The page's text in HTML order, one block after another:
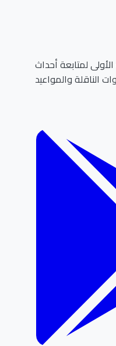
لمتابعة أحداث
والمواعيد